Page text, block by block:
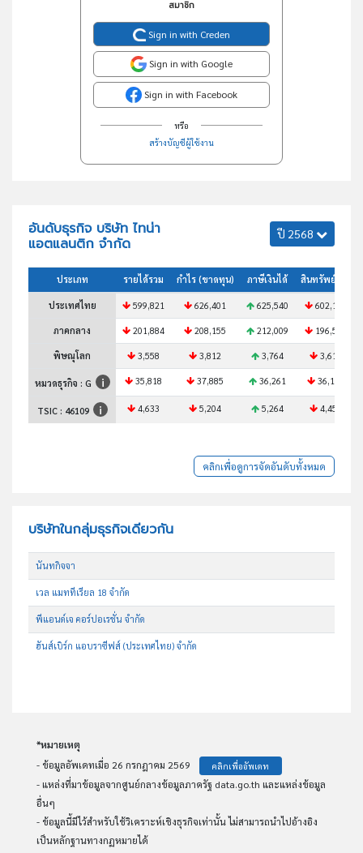
สมาชิก
Sign in with Creden
Sign in with Google
Sign in with Facebook
หรือ
สร้างบัญชีผู้ใช้งาน
อันดับธุรกิจ บริษัท ไทน่า
แอตแลนติก จำกัด
ปี 2568
ประเภท รายได้รวม กำไร (ขาดทุน) ภาษีเงินได้ สินทรัพย์รวม
ประเทศไทย 599,821 626,401 625,540 602,123
ภาคกลาง 201,884 208,155 212,009 196,571
พิษณุโลก 3,558 3,812 3,764 3,613
หมวดธุรกิจ : G 35,818 37,885 36,261 36,180
TSIC : 46109 4,633 5,204 5,264 4,453
คลิกเพื่อดูการจัดอันดับทั้งหมด
บริษัทในกลุ่มธุรกิจเดียวกัน
นันทกิจจา
เวล แมททีเรียล 18 จำกัด
พีแอนด์เจ คอร์ปอเรชั่น จำกัด
ฮันส์เบิร์ก แอบราซีฟส์ (ประเทศไทย) จำกัด
*หมายเหตุ
- ข้อมูลอัพเดทเมื่อ 26 กรกฎาคม 2569
คลิกเพื่ออัพเดท
- แหล่งที่มาข้อมูลจากศูนย์กลางข้อมูลภาครัฐ data.go.th และแหล่งข้อมูล
อื่นๆ
- ข้อมูลนี้มีไว้สำหรับใช้วิเคราะห์เชิงธุรกิจเท่านั้น ไม่สามารถนำไปอ้างอิง
เป็นหลักฐานทางกฏหมายได้